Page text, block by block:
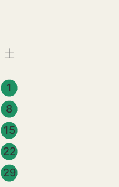
土
1
8
15
22
29